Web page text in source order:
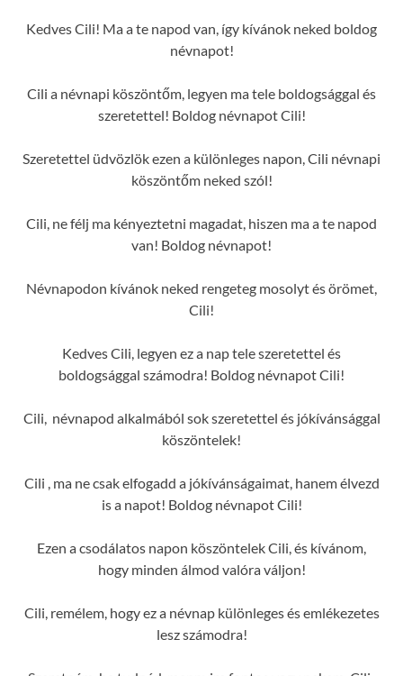
Kedves Cili! Ma a te napod van, így kívánok neked boldog
névnapot!
Cili a névnapi köszöntőm, legyen ma tele boldogsággal és
szeretettel! Boldog névnapot Cili!
Szeretettel üdvözlök ezen a különleges napon, Cili névnapi
köszöntőm neked szól!
Cili, ne félj ma kényeztetni magadat, hiszen ma a te napod
van! Boldog névnapot!
Névnapodon kívánok neked rengeteg mosolyt és örömet,
Cili!
Kedves Cili, legyen ez a nap tele szeretettel és
boldogsággal számodra! Boldog névnapot Cili!
Cili, névnapod alkalmából sok szeretettel és jókívánsággal
köszöntelek!
Cili , ma ne csak elfogadd a jókívánságaimat, hanem élvezd
is a napot! Boldog névnapot Cili!
Ezen a csodálatos napon köszöntelek Cili, és kívánom,
hogy minden álmod valóra váljon!
Cili, remélem, hogy ez a névnap különleges és emlékezetes
lesz számodra!